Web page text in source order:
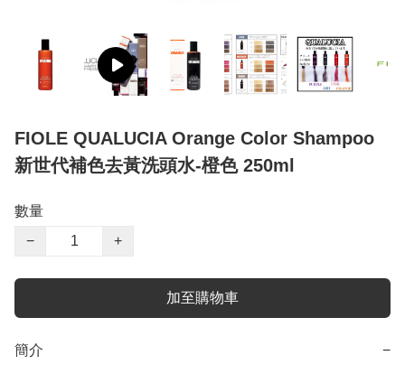
FIOLE QUALUCIA Orange Color Shampoo
新世代補色去黃洗頭水-橙色 250ml
數量
−
+
加至購物車
簡介 −